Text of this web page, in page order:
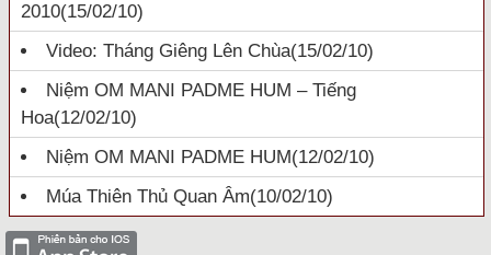
2010(15/02/10)
Video: Tháng Giêng Lên Chùa(15/02/10)
Niệm OM MANI PADME HUM – Tiếng
Hoa(12/02/10)
Niệm OM MANI PADME HUM(12/02/10)
Múa Thiên Thủ Quan Âm(10/02/10)